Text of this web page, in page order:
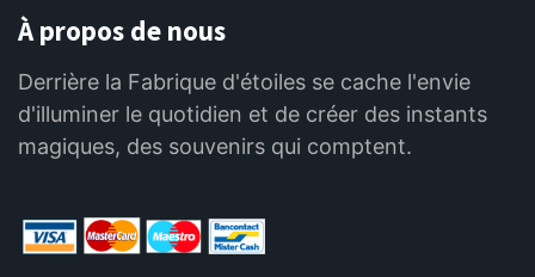
À propos de nous
Derrière la Fabrique d'étoiles se cache l'envie
d'illuminer le quotidien et de créer des instants
magiques, des souvenirs qui comptent.